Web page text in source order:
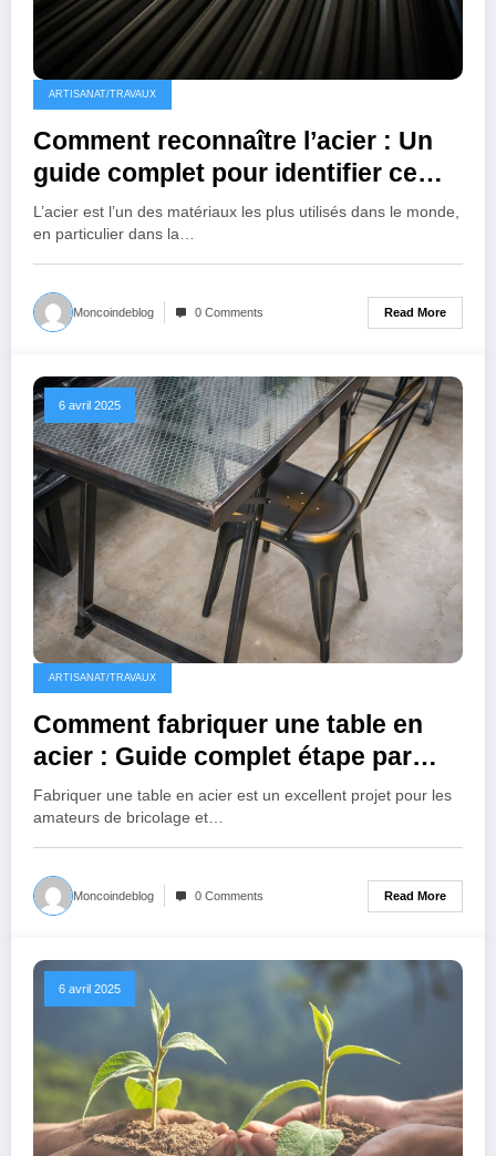
ARTISANAT/TRAVAUX
Comment reconnaître l’acier : Un
guide complet pour identifier ce
métal indispensable
L’acier est l’un des matériaux les plus utilisés dans le monde,
en particulier dans la…
Moncoindeblog 0 Comments Read More
6 avril 2025
ARTISANAT/TRAVAUX
Comment fabriquer une table en
acier : Guide complet étape par
étape
Fabriquer une table en acier est un excellent projet pour les
amateurs de bricolage et…
Moncoindeblog 0 Comments Read More
6 avril 2025